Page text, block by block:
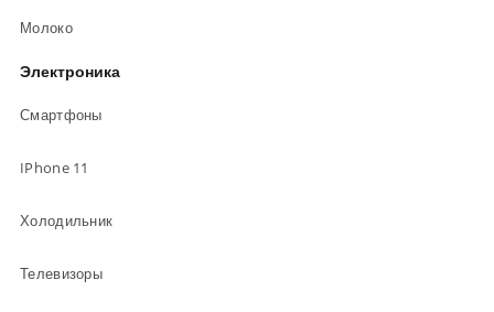
Молоко
Электроника
Смартфоны
IPhone 11
Холодильник
Телевизоры